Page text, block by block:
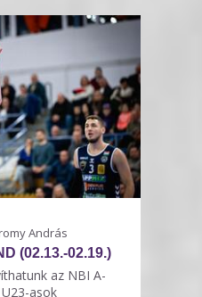
András
(02.13.-02.19.)
az NBI A-
asok